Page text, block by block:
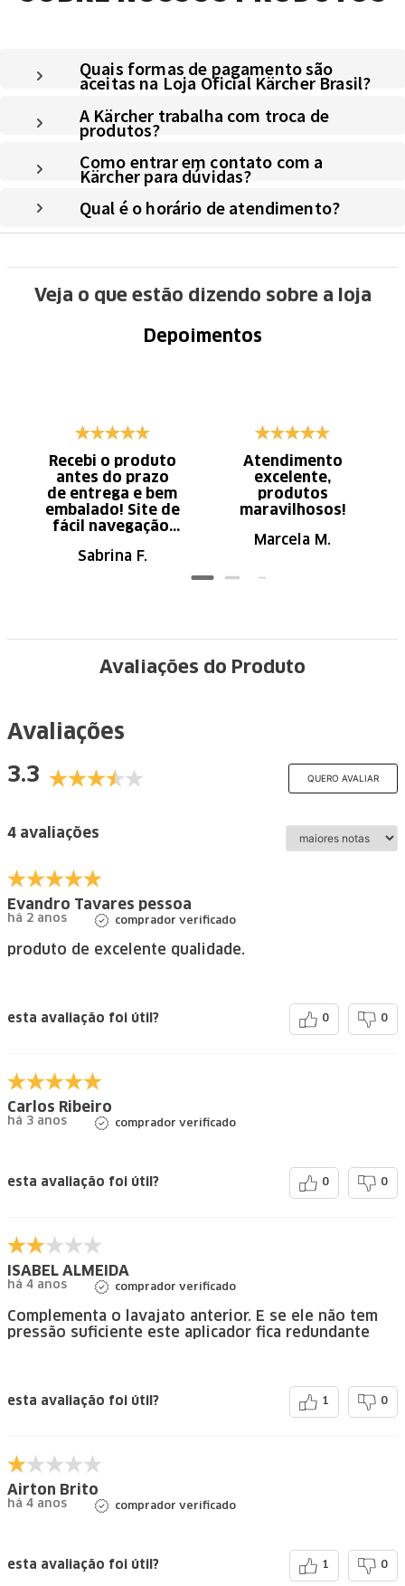
Quais formas de pagamento são
aceitas na Loja Oficial Kärcher Brasil?
A Kärcher trabalha com troca de
produtos?
Como entrar em contato com a
Kärcher para dúvidas?
Qual é o horário de atendimento?
Veja o que estão dizendo sobre a loja
Depoimentos
Recebi o produto
antes do prazo
de entrega e bem
embalado! Site de
fácil navegação.
Sabrina F.
Atendimento
excelente,
produtos
maravilhosos!
Marcela M.
Avaliações do Produto
Avaliações
3.3
QUERO AVALIAR
4 avaliações
Evandro Tavares pessoa
há 2 anos comprador verificado
produto de excelente qualidade.
esta avaliação foi útil? 0 0
Carlos Ribeiro
há 3 anos comprador verificado
esta avaliação foi útil? 0 0
ISABEL ALMEIDA
há 4 anos comprador verificado
Complementa o lavajato anterior. E se ele não tem
pressão suficiente este aplicador fica redundante
esta avaliação foi útil? 1 0
Airton Brito
há 4 anos comprador verificado
esta avaliação foi útil? 1 0